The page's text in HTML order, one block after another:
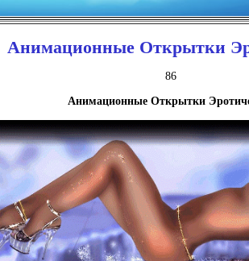
Анимационные Открытки
86
Анимационные Открытки